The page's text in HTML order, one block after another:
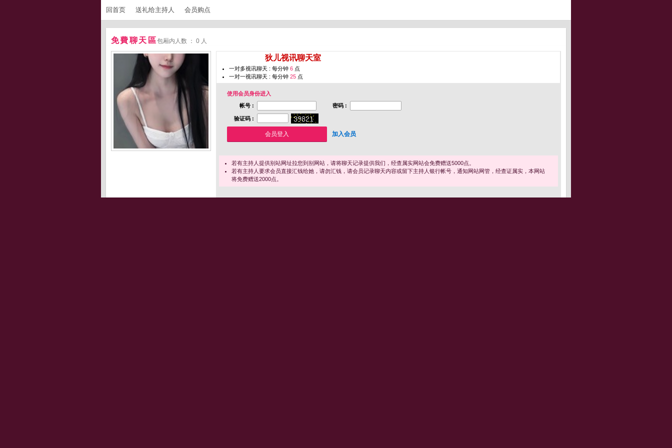
回首页 送礼给主持人 会员购点
免費聊天區包厢内人数 ： 0 人
狄儿视讯聊天室
一对多视讯聊天 : 每分钟 6 点
一对一视讯聊天 : 每分钟 25 点
使用会员身份进入
帐号 :
密码 :
验证码 :
加入会员
若有主持人提供别站网址拉您到别网站，请将聊天记录提供我们，经查属实网站会免费赠送5000点。
若有主持人要求会员直接汇钱给她，请勿汇钱，请会员记录聊天内容或留下主持人银行帐号，通知网站网管，经查证属实，本网站
将免费赠送2000点。